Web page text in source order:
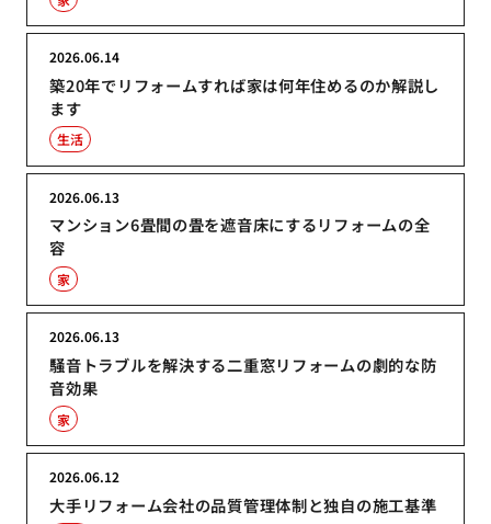
築20年でリフォームすれば家は何年住めるのか解説し
ます
2026.06.14
生活
マンション6畳間の畳を遮音床にするリフォームの全
容
2026.06.13
家
騒音トラブルを解決する二重窓リフォームの劇的な防
音効果
2026.06.13
家
大手リフォーム会社の品質管理体制と独自の施工基準
2026.06.12